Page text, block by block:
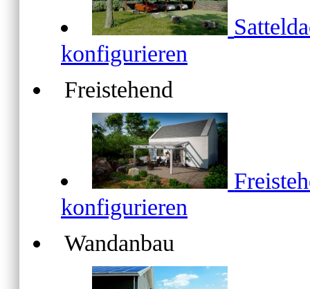
konfigurieren
Freistehend
konfigurieren
Wandanbau